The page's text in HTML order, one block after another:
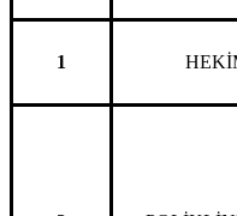
1